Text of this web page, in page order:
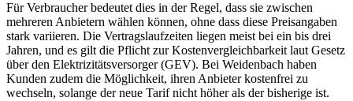
Für Verbraucher bedeutet dies in der Regel, dass sie zwischen
mehreren Anbietern wählen können, ohne dass diese Preisangaben
stark variieren. Die Vertragslaufzeiten liegen meist bei ein bis drei
Jahren, und es gilt die Pflicht zur Kostenvergleichbarkeit laut Gesetz
über den Elektrizitätsversorger (GEV). Bei Weidenbach haben
Kunden zudem die Möglichkeit, ihren Anbieter kostenfrei zu
wechseln, solange der neue Tarif nicht höher als der bisherige ist.